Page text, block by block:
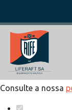
Defina as
para este
Este website
analíticos e
de navegação e
Consulte a nossa